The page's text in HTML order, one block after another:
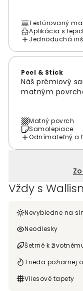
Textúrovaný
Aplikácia s
Jednoduchá
Peel & Stick
Náš prémiový
matným
Matný povrch
Samolepiace
Odnímateľný a
Vždy s
Nevybledne na
Neodlesky
Šetrné k
Trieda požiarnej
Vliesové tapety